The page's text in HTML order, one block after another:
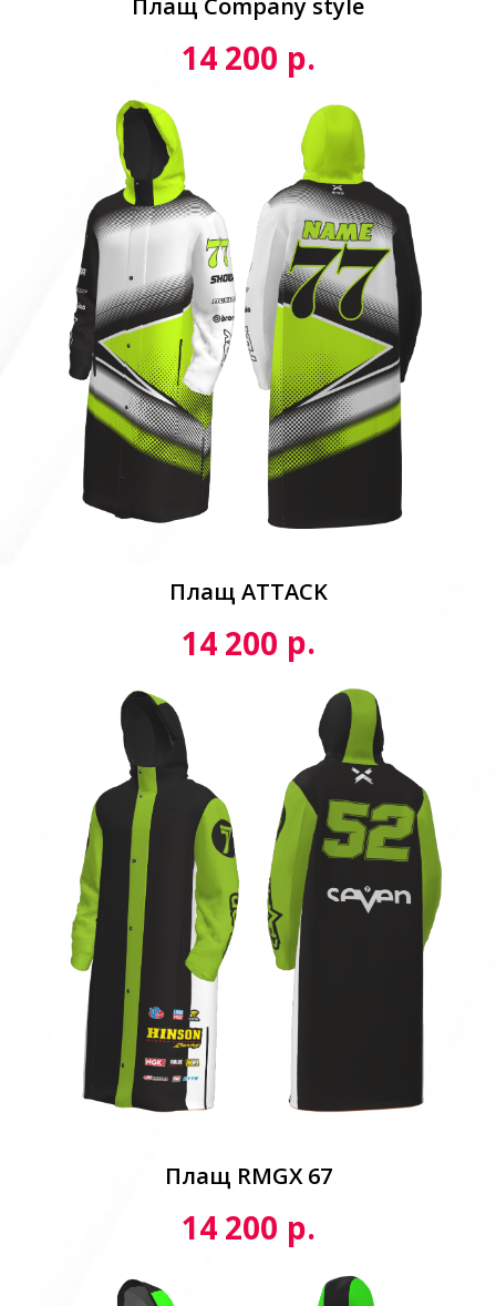
Плащ Сompany style
14 200 р.
Плащ ATTACK
14 200 р.
Плащ RMGX 67
14 200 р.